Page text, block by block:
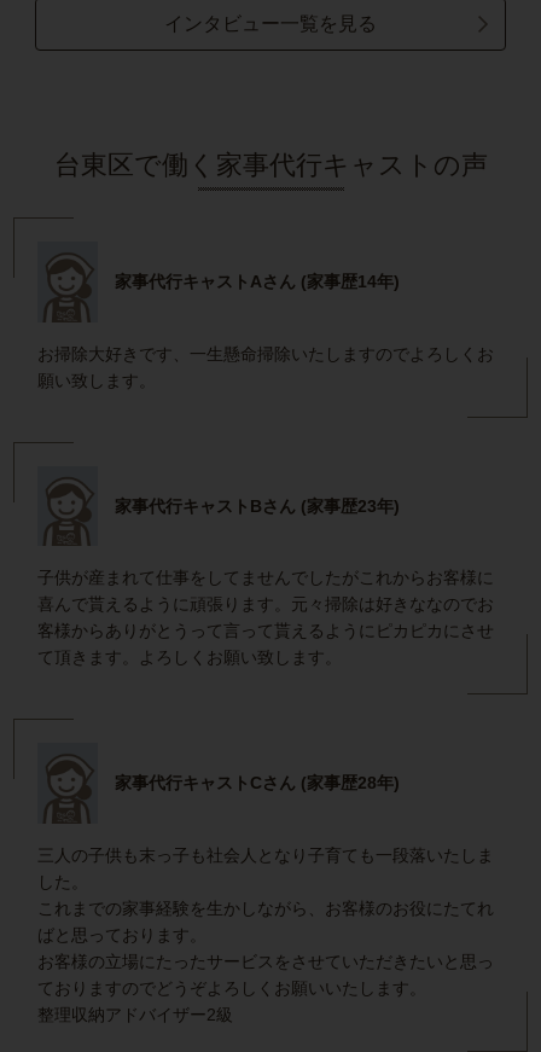
インタビュー一覧を見る
台東区で働く家事代行キャストの声
家事代行キャストAさん (家事歴14年)
お掃除大好きです、一生懸命掃除いたしますのでよろしくお
願い致します。
家事代行キャストBさん (家事歴23年)
子供が産まれて仕事をしてませんでしたがこれからお客様に
喜んで貰えるように頑張ります。元々掃除は好きななのでお
客様からありがとうって言って貰えるようにピカピカにさせ
て頂きます。よろしくお願い致します。
家事代行キャストCさん (家事歴28年)
三人の子供も末っ子も社会人となり子育ても一段落いたしま
した。
これまでの家事経験を生かしながら、お客様のお役にたてれ
ばと思っております。
お客様の立場にたったサービスをさせていただきたいと思っ
ておりますのでどうぞよろしくお願いいたします。
整理収納アドバイザー2級